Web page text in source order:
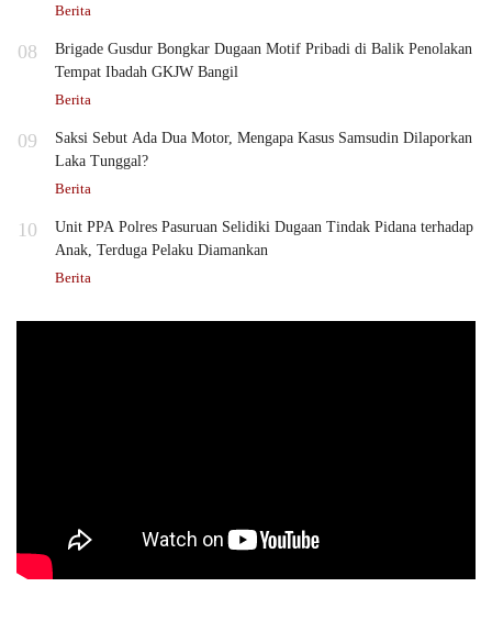
Berita
08
Brigade Gusdur Bongkar Dugaan Motif Pribadi di Balik Penolakan
Tempat Ibadah GKJW Bangil
Berita
09
Saksi Sebut Ada Dua Motor, Mengapa Kasus Samsudin Dilaporkan
Laka Tunggal?
Berita
10
Unit PPA Polres Pasuruan Selidiki Dugaan Tindak Pidana terhadap
Anak, Terduga Pelaku Diamankan
Berita